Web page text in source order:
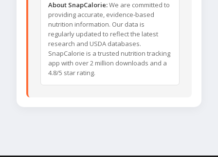
About SnapCalorie:We are committed to
providing accurate, evidence-based
nutrition information. Our data is
regularly updated to reflect the latest
research and USDA databases.
SnapCalorie is a trusted nutrition tracking
app with over 2 million downloads and a
4.8/5 star rating.